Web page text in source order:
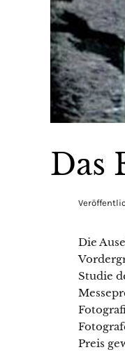
Das
Die
Studie
Preis